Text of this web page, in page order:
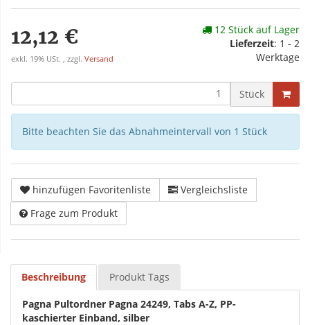
12,12 €
exkl. 19% USt. , zzgl. Versand
12 Stück auf Lager
Lieferzeit: 1 - 2
Werktage
Stück
Bitte beachten Sie das Abnahmeintervall von 1 Stück
hinzufügen Favoritenliste
Vergleichsliste
Frage zum Produkt
Beschreibung Produkt Tags
Pagna Pultordner Pagna 24249, Tabs A-Z, PP-
kaschierter Einband, silber